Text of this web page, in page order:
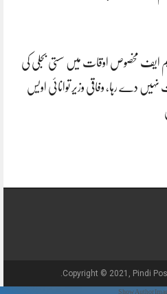
ایف مخصوص اوقات میں سستی بجلی کی
نہیں دے رہا، وفاقی وزیر توانائی اویس
Copyright © 2021, Pindi
// Show Author